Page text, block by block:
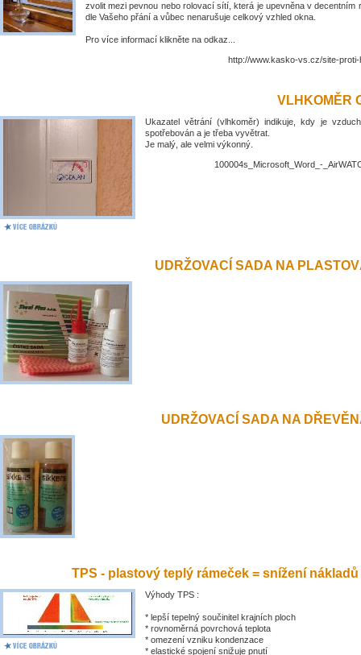
zvolit mezi pevnou nebo rolovací sítí, která je upevněna v decentním
dle Vašeho přání a vůbec nenarušuje celkový vzhled okna.
Pro více informací klikněte na odkaz...
http://www.kasko-vs.cz/site-
VLHKOMĚR
Ukazatel větrání (vlhkoměr) indikuje, kdy je
spotřebován a je třeba vyvětrat.
Je malý, ale velmi výkonný.
100004s_Microsoft_Word_-
UDRŽOVACÍ SADA NA
UDRŽOVACÍ SADA NA
TPS - plastový teplý rámeček = snížení
Výhody TPS :
* lepší tepelný součinitel krajních ploch
* rovnoměrná povrchová teplota
* omezení vzniku kondenzace
* elastické spojení snižuje pnutí